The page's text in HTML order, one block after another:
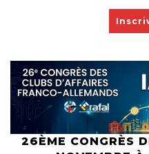
26ÈME CONGRÈS